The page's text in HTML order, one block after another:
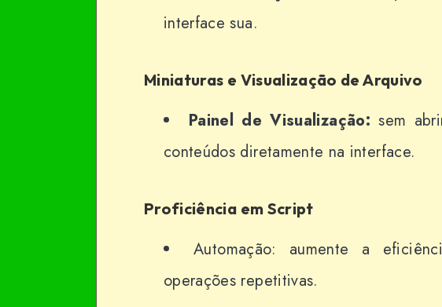
interface sua.
Miniaturas e Visualização de Arquivo
Painel de Visualização: sem
conteúdos diretamente na interface.
Proficiência em Script
Automação: aumente a
operações repetitivas.